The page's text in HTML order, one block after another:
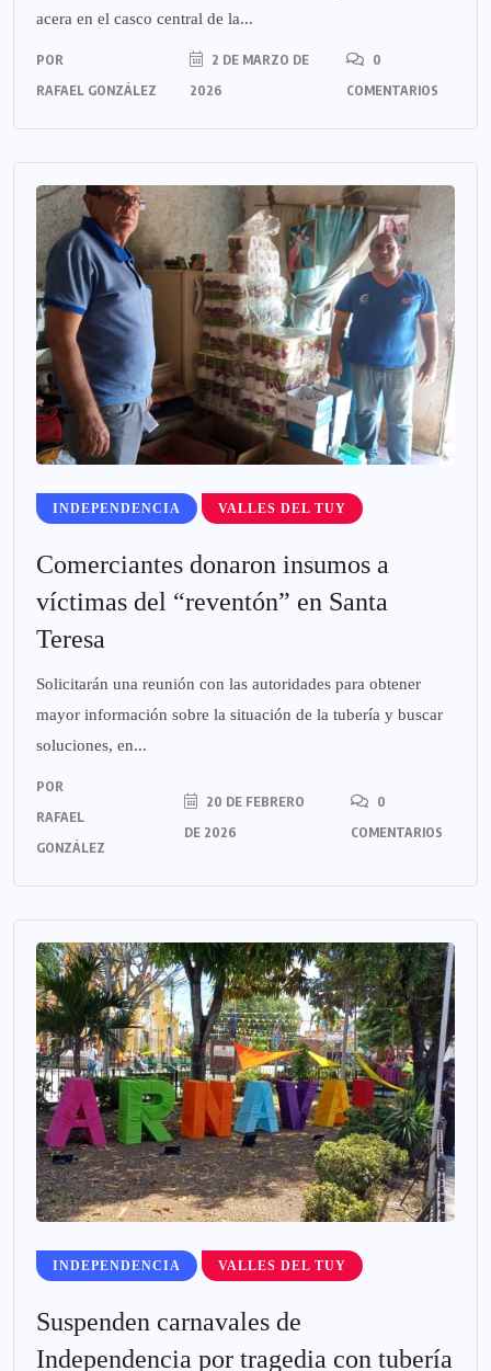
acera en el casco central de la...
POR
RAFAEL GONZÁLEZ
2 DE MARZO DE
2026
0
COMENTARIOS
INDEPENDENCIA VALLES DEL TUY
Comerciantes donaron insumos a
víctimas del “reventón” en Santa
Teresa
Solicitarán una reunión con las autoridades para obtener
mayor información sobre la situación de la tubería y buscar
soluciones, en...
POR
RAFAEL
GONZÁLEZ
20 DE FEBRERO
DE 2026
0
COMENTARIOS
INDEPENDENCIA VALLES DEL TUY
Suspenden carnavales de
Independencia por tragedia con tubería